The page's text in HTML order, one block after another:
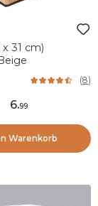
x 31 cm)
(8)
6.99
Warenkorb